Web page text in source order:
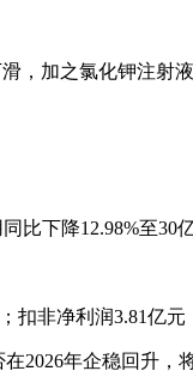
，加之氯化钾注
下降12.98%至30
非净利润3.81亿
年企稳回升，